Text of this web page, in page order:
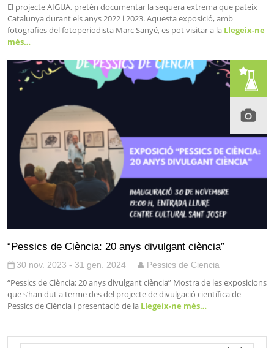
El projecte AIGUA, pretén documentar la sequera extrema que pateix
Catalunya durant els anys 2022 i 2023. Aquesta exposició, amb
fotografies del fotoperiodista Marc Sanyé, es pot visitar a la Llegeix-ne
més…
“Pessics de Ciència: 20 anys divulgant ciència”
30 nov. 2023 - 31 gen. 2024 Pessics de Ciencia
“Pessics de Ciència: 20 anys divulgant ciència” Mostra de les exposicions
que s’han dut a terme des del projecte de divulgació científica de
Pessics de Ciència i presentació de la Llegeix-ne més…